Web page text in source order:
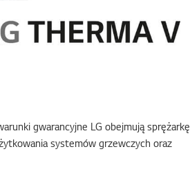
gwarancyjne LG obejmują sprężarkę
systemów grzewczych oraz